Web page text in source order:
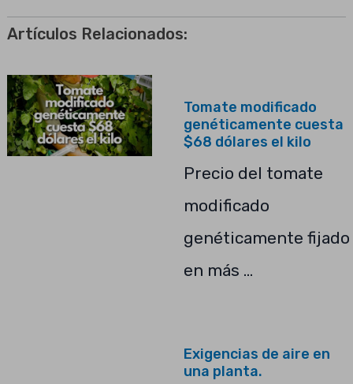
Artículos Relacionados:
Tomate modificado
genéticamente cuesta
$68 dólares el kilo
Precio del tomate
modificado
genéticamente fijado
en más …
Exigencias de aire en
una planta.